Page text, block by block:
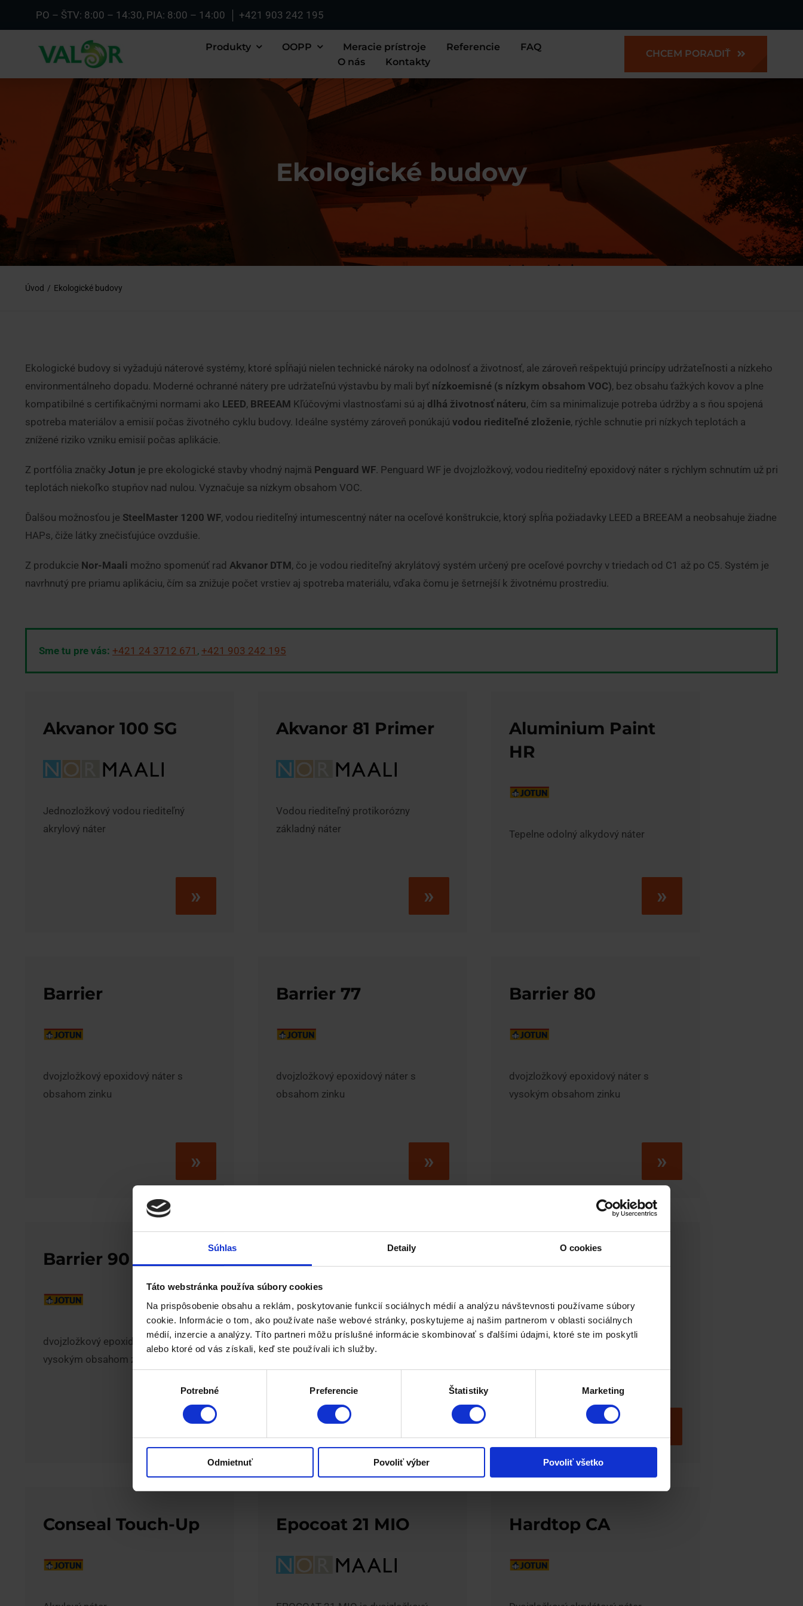
Súhlas Detaily O cookies
Táto webstránka používa súbory cookies
Na prispôsobenie obsahu a reklám, poskytovanie funkcií sociálnych médií a analýzu návštevnosti používame súbory
cookie. Informácie o tom, ako používate naše webové stránky, poskytujeme aj našim partnerom v oblasti sociálnych
médií, inzercie a analýzy. Títo partneri môžu príslušné informácie skombinovať s ďalšími údajmi, ktoré ste im poskytli
alebo ktoré od vás získali, keď ste používali ich služby.
Potrebné Preferencie Štatistiky Marketing
Odmietnuť Povoliť výber Povoliť všetko
PO – ŠTV: 8:00 – 14:30, PIA: 8:00 – 14:00 │ +421 903 242 195
Produkty OOPP Meracie prístroje Referencie
FAQ
O nás
Kontakty
CHCEM PORADIŤ
Ekologické budovy
Úvod Ekologické budovy
Ekologické budovy si vyžadujú náterové systémy, ktoré spĺňajú nielen technické nároky na odolnosť a životnosť, ale zároveň rešpektujú princípy udržateľnosti a nízkeho
environmentálneho dopadu. Moderné ochranné nátery pre udržateľnú výstavbu by mali byť nízkoemisné (s nízkym obsahom VOC), bez obsahu ťažkých kovov a plne
kompatibilné s certifikačnými normami ako LEED, BREEAM Kľúčovými vlastnosťami sú aj dlhá životnosť náteru, čím sa minimalizuje potreba údržby a s ňou spojená
spotreba materiálov a emisií počas životného cyklu budovy. Ideálne systémy zároveň ponúkajú vodou riediteľné zloženie, rýchle schnutie pri nízkych teplotách a
znížené riziko vzniku emisií počas aplikácie.
Z portfólia značky Jotun je pre ekologické stavby vhodný najmä Penguard WF. Penguard WF je dvojzložkový, vodou riediteľný epoxidový náter s rýchlym schnutím už pri
teplotách niekoľko stupňov nad nulou. Vyznačuje sa nízkym obsahom VOC.
Ďalšou možnosťou je SteelMaster 1200 WF, vodou riediteľný intumescentný náter na oceľové konštrukcie, ktorý spĺňa požiadavky LEED a BREEAM a neobsahuje žiadne
HAPs, čiže látky znečisťujúce ovzdušie.
Z produkcie Nor-Maali možno spomenúť rad Akvanor DTM, čo je vodou riediteľný akrylátový systém určený pre oceľové povrchy v triedach od C1 až po C5. Systém je
navrhnutý pre priamu aplikáciu, čím sa znižuje počet vrstiev aj spotreba materiálu, vďaka čomu je šetrnejší k životnému prostrediu.
Sme tu pre vás: +421 24 3712 671 , +421 903 242 195
Akvanor 100 SG
Jednozložkový vodou riediteľný
akrylový náter
»
Akvanor 81 Primer
Vodou riediteľný protikorózny
základný náter
»
Aluminium Paint
HR
Tepelne odolný alkydový náter
»
Barrier
dvojzložkový epoxidový náter s
obsahom zinku
»
Barrier 77
dvojzložkový epoxidový náter s
obsahom zinku
»
Barrier 80
dvojzložkový epoxidový náter s
vysokým obsahom zinku
»
Barrier 90
dvojzložkový epoxidový náter s
vysokým obsahom zinku
»
Barrier Plus
dvojzložkový epoxidový náter s
dvojzložkový epoxidový náter s
Conseal Touch-Up Epocoat 21 MIO Hardtop CA